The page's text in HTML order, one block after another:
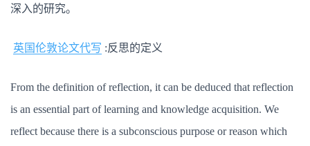
深入的研究。
英国伦敦论文代写 :反思的定义
From the definition of reflection, it can be deduced that reflection
is an essential part of learning and knowledge acquisition. We
reflect because there is a subconscious purpose or reason which